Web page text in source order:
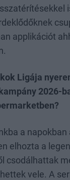
applikációt
Ligája
2026-
a napokban
elhozta a
csodálhattak
vele. A